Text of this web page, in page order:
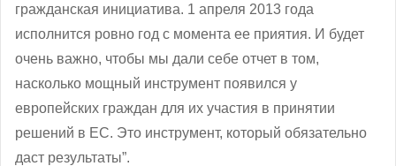
гражданская инициатива. 1 апреля 2013 года
исполнится ровно год с момента ее приятия. И будет
очень важно, чтобы мы дали себе отчет в том,
насколько мощный инструмент появился у
европейских граждан для их участия в принятии
решений в ЕС. Это инструмент, который обязательно
даст результаты”.